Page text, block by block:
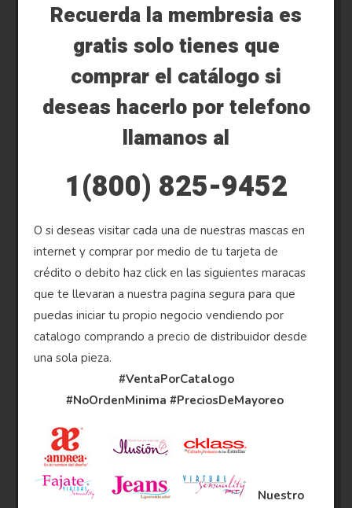
Recuerda la membresia es
gratis solo tienes que
comprar el catálogo si
deseas hacerlo por telefono
llamanos al
1(800) 825-9452
O si deseas visitar cada una de nuestras mascas en
internet y comprar por medio de tu tarjeta de
crédito o debito haz click en las siguientes maracas
que te llevaran a nuestra pagina segura para que
puedas iniciar tu propio negocio vendiendo por
catalogo comprando a precio de distribuidor desde
una sola pieza.
#VentaPorCatalogo
#NoOrdenMinima #PreciosDeMayoreo
Nuestro